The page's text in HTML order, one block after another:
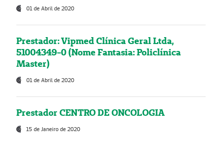
01 de Abril de 2020
Prestador: Vipmed Clínica Geral Ltda,
51004349-0 (Nome Fantasia: Policlínica
Master)
01 de Abril de 2020
Prestador CENTRO DE ONCOLOGIA
15 de Janeiro de 2020